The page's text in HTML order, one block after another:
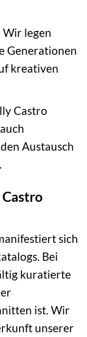
Wir legen
Generationen
kreativen
Castro
Austausch
sich
Bei
kuratierte
ist. Wir
unserer